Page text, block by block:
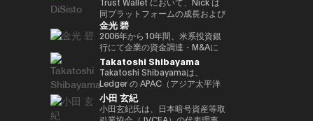
に導きました。Animoca Brands
はNFTを中心とした複数の子会社
や製品群を展開しており、さらに
540社を超えるブロックチェーン
関連企業に投資を行い、世界最大
級のブロックチェーン投資ポート
フォリオを築いています。 Yat氏
はこれまでに数多くの栄誉を受け
ており、世界経済フォーラムの
「Global Leader of
Tomorrow」、DHL/SCMP
刊行された著書『Bitcoin
Supercycle』は高い評価を受
け、2024年11月上旬におけるビ
ットコインの史上最高値更新を正
確に予測したことで注目を集め
た。 デジタル資産分野に参入す
る以前には、Market Wire（現
GlobeNewswire） を創業。同社
は現在、Apollo Global
Management 傘下で約5億ドル
規模の事業部門となっている。ま
でComputer Science for AIを履
修。
いて15年以上の経験を有し、金
融規制、ガバナンス、コンプライ
アンスの分野で深い専門性を備え
ています。 ローマ大学トル・ヴ
ェルガータ校にて、健全性規制お
よび監督当局の制裁権限をテーマ
とする法学博士号を取得していま
す。
ドを新設。
するサービスソリューション全体
を推進する責任を負っています。
彼は、セキュリティ、ソフトウェ
ア、クラウド、AIエコシステムに
おける主要な戦略的パートナーシ
ップと販売を、グローバル市場全
体で主導しています。 2011年に
レノボに参加して以来、Terence
Ngは、セキュリティ、エンター
テインメント、Eコマース、フィ
bitFlyer創業以降、暗号資産の国
内の法改正に関する提言や自主規
制ルールの策定等に尽力すると共
に、暗号資産交換業者である
bitFlyer USA, Inc.のCEO、
bitFlyer EUROPE S.A.のチェアマ
ンを歴任。グローバルな視点で暗
号資産交換業業界の発展に貢献。
2018年に自主規制団体である一
般社団法人日本仮想通貨交換業協
同プラットフォームの成長および
ユーザー体験の中核を担う、戦略
的イニシアティブおよびエコシス
テム・パートナーシップを統括し
ている。 彼の取り組みは、DeFi
連携、法定通貨のオン／オフラン
プ、MEV（最大抽出価値）対
策、そしてコア・インフラパート
ナーシップなど、幅広い重要領域
に及び、世界中の何百万人ものユ
金光 碧
2006年から10年間、米系投資銀
行にて企業の資金調達・M&Aに
係るデリバティブストラクチャリ
ング業務に従事。2016年に株式
会社bitFlyer入社後、CFOやPRを
経て財務規制関連体制整備 を担
当。2022年より新規事業を担当
し、現在はグループCPO。2025
Takatoshi Shibayama
Takatoshi Shibayamaは、
Ledger の APAC（アジア太平洋
地域）統括責任者（Head of
APAC）を務めている。Web3 業
界および機関投資家向けに、デジ
小田 玄紀
小田玄紀氏は、日本暗号資産等取